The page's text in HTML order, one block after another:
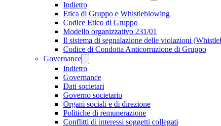
Indietro
Etica di Gruppo e Whistleblowing
Codice Etico di Gruppo
Modello organizzativo 231/01
Il sistema di segnalazione delle violazioni
Codice di Condotta Anticorruzione di Gruppo
Governance
Indietro
Governance
Dati societari
Governo societario
Organi sociali e di direzione
Politiche di remunerazione
Conflitti di interessi soggetti collegati